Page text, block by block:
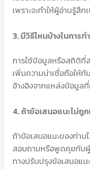
เพราะจะทำให้ผู้อ่านรู้สึ
3. มีวิธีไหนบ้างในการ
การใช้ข้อมูลหรือสถิติที่
เพิ่มความน่าเชื่อถือให้
อ้างอิงจากแหล่งข้อมูล
4. ถ้าข้อเสนอแนะไม่ถู
ถ้าข้อเสนอแนะของท่า
สอบถามหรือพูดคุยกับผู้
ทางปรับปรุงข้อเสนอแ